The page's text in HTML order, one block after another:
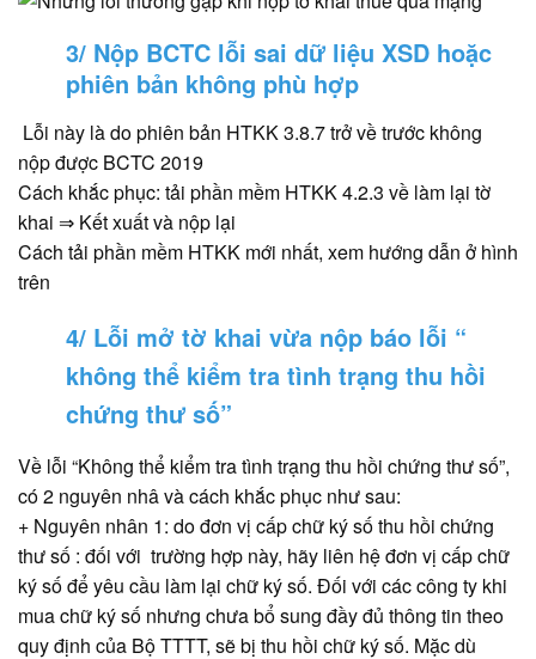
3/ Nộp BCTC lỗi sai dữ liệu XSD hoặc
phiên bản không phù hợp
Lỗi này là do phiên bản HTKK 3.8.7 trở về trước không
nộp được BCTC 2019
Cách khắc phục: tải phần mềm HTKK 4.2.3 về làm lại tờ
khai ⇒ Kết xuất và nộp lại
Cách tải phần mềm HTKK mới nhất, xem hướng dẫn ở hình
trên
4/ Lỗi mở tờ khai vừa nộp báo lỗi “
không thể kiểm tra tình trạng thu hồi
chứng thư số”
Về lỗi “Không thể kiểm tra tình trạng thu hồi chứng thư số”,
có 2 nguyên nhâ và cách khắc phục như sau:
+ Nguyên nhân 1: do đơn vị cấp chữ ký số thu hồi chứng
thư số : đối với trường hợp này, hãy liên hệ đơn vị cấp chữ
ký số để yêu cầu làm lại chữ ký số. Đối với các công ty khi
mua chữ ký số nhưng chưa bổ sung đầy đủ thông tin theo
quy định của Bộ TTTT, sẽ bị thu hồi chữ ký số. Mặc dù